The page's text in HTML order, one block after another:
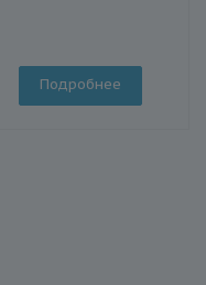
Подробнее